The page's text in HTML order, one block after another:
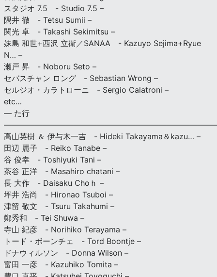
スタジオ 7.5 - Studio 7.5 –
隅井 徹 - Tetsu Sumii –
関光 卓 - Takashi Sekimitsu –
妹島 和世+西沢 立衛／SANAA - Kazuyo Sejima+Ryue
N… –
瀬戸 昇 - Noboru Seto –
セバスチャン ロング - Sebastian Wrong –
セルジオ・カラトローニ - Sergio Calatroni –
etc…
— た行
高山英樹 ＆ 伊与木一吉 - Hideki Takayama＆kazu… –
田辺 麗子 - Reiko Tanabe –
谷 俊幸 - Toshiyuki Tani –
茶谷 正洋 - Masahiro chatani –
長 大作 - Daisaku Choｈ –
坪井 浩尚 - Hironao Tsuboi –
津留 敬文 - Tsuru Takahumi –
鄭秀和 - Tei Shuwa –
寺山 紀彦 - Norihiko Terayama –
トード・ボーンチェ - Tord Boontje –
ドナウィルソン - Donna Wilson –
富田 一彦 - Kazuhiko Tomita –